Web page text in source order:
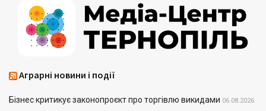
Аграрні новини і події
Бізнес критикує законопроєкт про торгівлю викидами 06.08.2026